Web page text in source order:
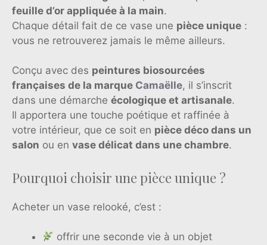
feuille d’or appliquée à la main.
Chaque détail fait de ce vase une pièce unique :
vous ne retrouverez jamais le même ailleurs.
Conçu avec des peintures biosourcées
françaises de la marque Camaëlle, il s’inscrit
dans une démarche écologique et artisanale.
Il apportera une touche poétique et raffinée à
votre intérieur, que ce soit en pièce déco dans un
salon ou en vase délicat dans une chambre.
Pourquoi choisir une pièce unique ?
Acheter un vase relooké, c’est :
offrir une seconde vie à un objet